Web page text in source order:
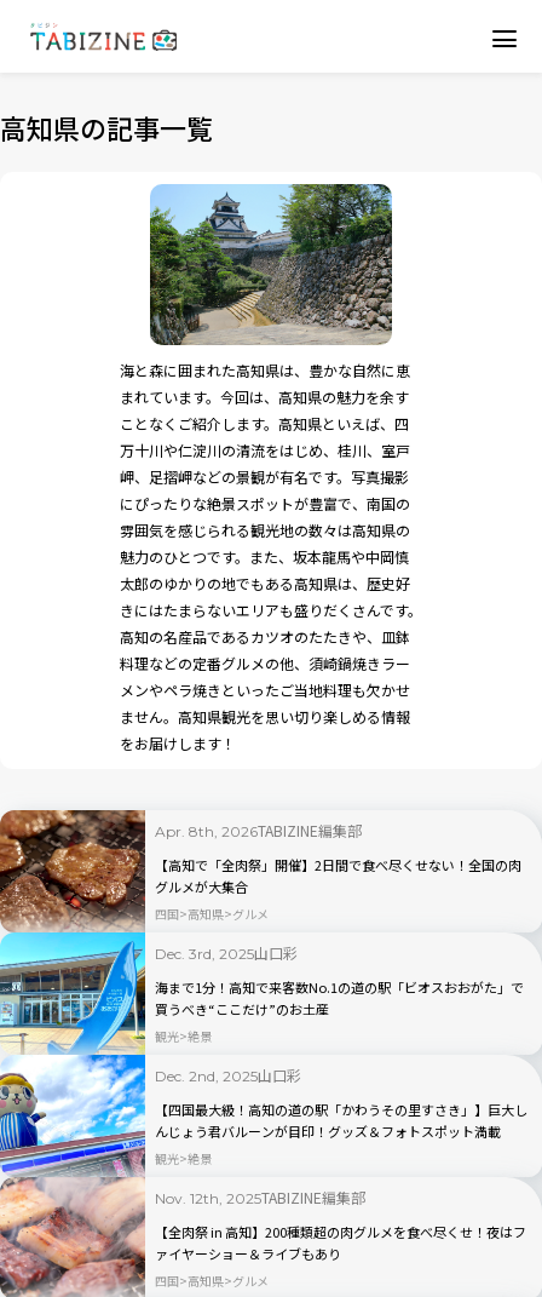
高知県の記事一覧
海と森に囲まれた高知県は、豊かな自然に恵
まれています。今回は、高知県の魅力を余す
ことなくご紹介します。高知県といえば、四
万十川や仁淀川の清流をはじめ、桂川、室戸
岬、足摺岬などの景観が有名です。写真撮影
にぴったりな絶景スポットが豊富で、南国の
雰囲気を感じられる観光地の数々は高知県の
魅力のひとつです。また、坂本龍馬や中岡慎
太郎のゆかりの地でもある高知県は、歴史好
きにはたまらないエリアも盛りだくさんです。
高知の名産品であるカツオのたたきや、皿鉢
料理などの定番グルメの他、須崎鍋焼きラー
メンやペラ焼きといったご当地料理も欠かせ
ません。高知県観光を思い切り楽しめる情報
をお届けします！
Apr. 8th, 2026TABIZINE編集部
【高知で「全肉祭」開催】2日間で食べ尽くせない！全国の肉
グルメが大集合
四国 高知県 グルメ
Dec. 3rd, 2025山口彩
海まで1分！高知で来客数No.1の道の駅「ビオスおおがた」で
買うべき“ここだけ”のお土産
観光 絶景
Dec. 2nd, 2025山口彩
【四国最大級！高知の道の駅「かわうその里すさき」】巨大し
んじょう君バルーンが目印！グッズ＆フォトスポット満載
観光 絶景
Nov. 12th, 2025TABIZINE編集部
【全肉祭 in 高知】200種類超の肉グルメを食べ尽くせ！夜はフ
ァイヤーショー＆ライブもあり
四国 高知県 グルメ